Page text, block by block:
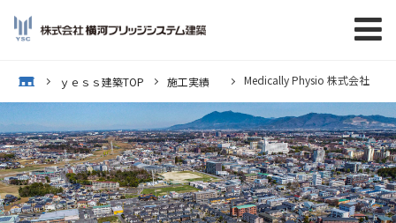
ｙｅｓｓ建築TOP 施工実績 Medically Physio 株式会社